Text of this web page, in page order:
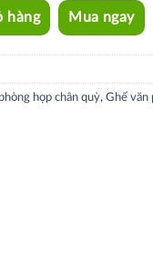
hàng Mua ngay
họp chân quỳ, Ghế văn